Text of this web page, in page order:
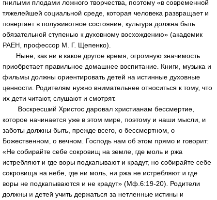
гнилыми плодами ложного творчества, поэтому «в современной
тяжелейшей социальной среде, которая человека развращает и
повергает в полуживотное состояние, культура должна быть
обязательной ступенью к духовному восхождению» (академик
РАЕН, профессор М. Г. Щепенко).
Ныне, как ни в какое другое время, огромную значимость
приобретает правильное домашнее воспитание. Книги, музыка и
фильмы должны ориентировать детей на истинные духовные
ценности. Родителям нужно внимательнее относиться к тому, что
их дети читают, слушают и смотрят.
Воскресший Христос даровал христианам бессмертие,
которое начинается уже в этом мире, поэтому и наши мысли, и
заботы должны быть, прежде всего, о бессмертном, о
Божественном, о вечном. Господь нам об этом прямо и говорит:
«Не собирайте себе сокровищ на земле, где моль и ржа
истребляют и где воры подкапывают и крадут, но собирайте себе
сокровища на небе, где ни моль, ни ржа не истребляют и где
воры не подкапываются и не крадут» (Мф.6:19-20). Родители
должны и детей учить держаться за нетленные истины и